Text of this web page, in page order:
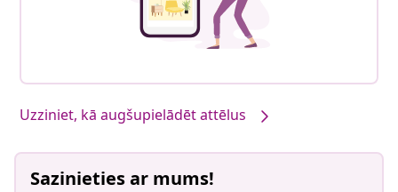
Uzziniet, kā augšupielādēt attēlus
Sazinieties ar mums!